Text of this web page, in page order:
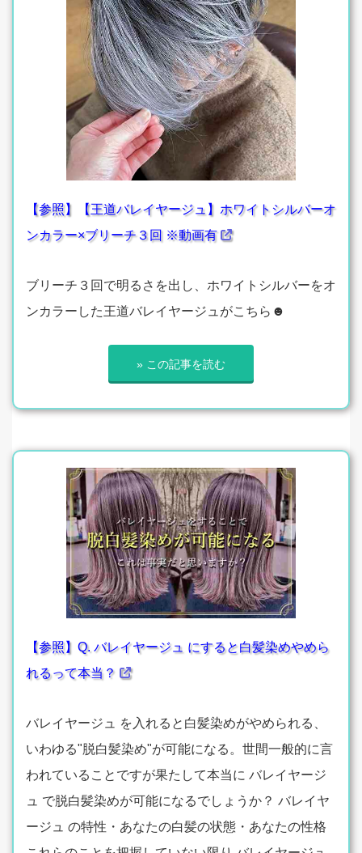
【参照】【王道バレイヤージュ】ホワイトシルバーオ
ンカラー×ブリーチ３回 ※動画有
ブリーチ３回で明るさを出し、ホワイトシルバーをオ
ンカラーした王道バレイヤージュがこちら☻
» この記事を読む
【参照】Q. バレイヤージュ にすると白髪染めやめら
れるって本当？
バレイヤージュ を入れると白髪染めがやめられる、
いわゆる"脱白髪染め"が可能になる。世間一般的に言
われていることですが果たして本当に バレイヤージ
ュ で脱白髪染めが可能になるでしょうか？ バレイヤ
ージュ の特性・あなたの白髪の状態・あなたの性格